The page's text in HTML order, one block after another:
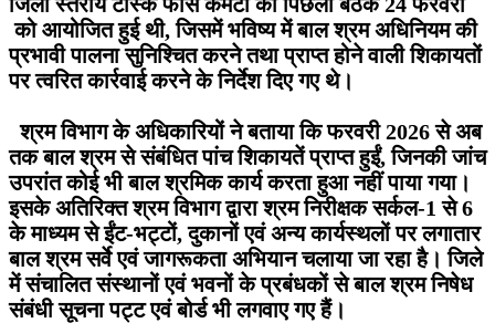
को आयोजित हुई थी, जिसमें भविष्य में बाल श्रम अधिनियम की
प्रभावी पालना सुनिश्चित करने तथा प्राप्त होने वाली शिकायतों
पर त्वरित कार्रवाई करने के निर्देश दिए गए थे।
श्रम विभाग के अधिकारियों ने बताया कि फरवरी 2026 से अब
तक बाल श्रम से संबंधित पांच शिकायतें प्राप्त हुईं, जिनकी जांच
उपरांत कोई भी बाल श्रमिक कार्य करता हुआ नहीं पाया गया।
इसके अतिरिक्त श्रम विभाग द्वारा श्रम निरीक्षक सर्कल-1 से 6
के माध्यम से ईंट-भट्टों, दुकानों एवं अन्य कार्यस्थलों पर लगातार
बाल श्रम सर्वे एवं जागरूकता अभियान चलाया जा रहा है। जिले
में संचालित संस्थानों एवं भवनों के प्रबंधकों से बाल श्रम निषेध
संबंधी सूचना पट्ट एवं बोर्ड भी लगवाए गए हैं।